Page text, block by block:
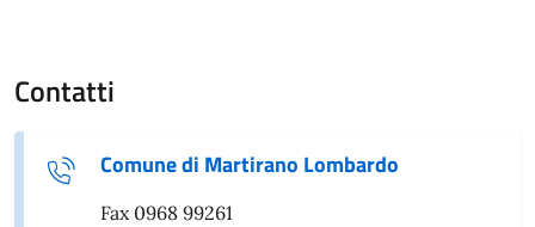
Contatti
Comune di Martirano Lombardo
Fax 0968 99261